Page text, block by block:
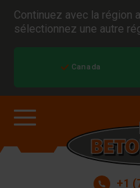
Continuez avec la région
sélectionnez une autre
Canada
+1